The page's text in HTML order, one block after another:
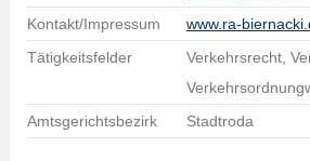
Kontakt/Impressum
www.ra-
Tätigkeitsfelder
Verkehrsrecht,
Amtsgerichtsbezirk
Stadtroda